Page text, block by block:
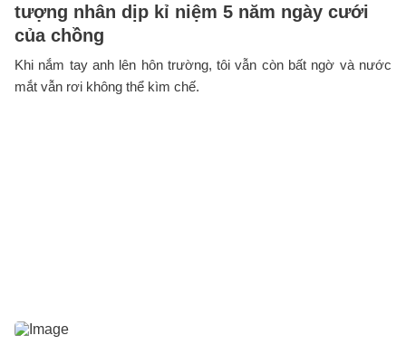
tượng nhân dịp kỉ niệm 5 năm ngày cưới
của chồng
Khi nắm tay anh lên hôn trường, tôi vẫn còn bất ngờ và nước
mắt vẫn rơi không thể kìm chế.